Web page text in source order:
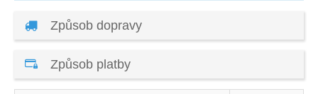
Způsob dopravy
Způsob platby